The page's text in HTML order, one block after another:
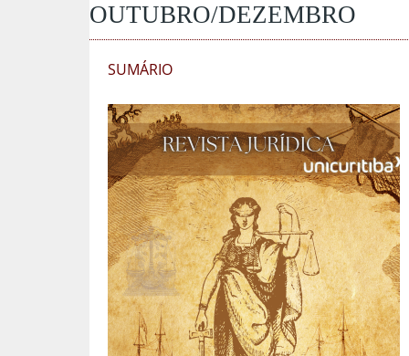
OUTUBRO/DEZEMBRO
SUMÁRIO